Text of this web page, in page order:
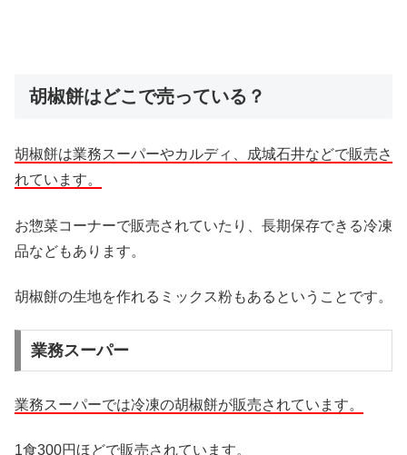
胡椒餅はどこで売っている？
胡椒餅は業務スーパーやカルディ、成城石井などで販売さ
れています。
お惣菜コーナーで販売されていたり、長期保存できる冷凍
品などもあります。
胡椒餅の生地を作れるミックス粉もあるということです。
業務スーパー
業務スーパーでは冷凍の胡椒餅が販売されています。
1食300円ほどで販売されています。